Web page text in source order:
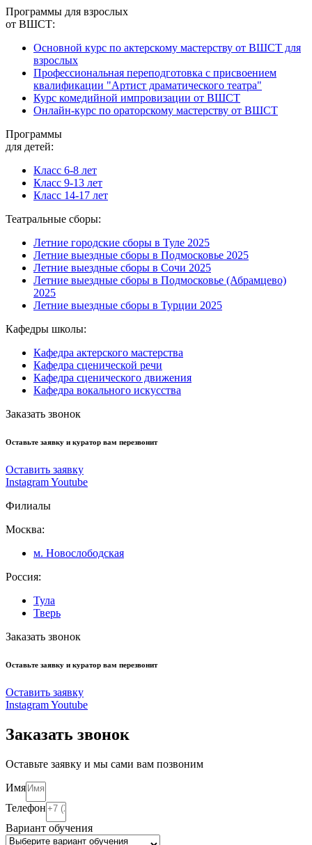
Программы для взрослых
от ВШСТ:
Основной курс по актерскому мастерству от ВШСТ для
взрослых
Профессиональная переподготовка с присвоением
квалификации "Артист драматического театра"
Курс комедийной импровизации от ВШСТ
Онлайн-курс по ораторскому мастерству от ВШСТ
Программы
для детей:
Класс 6-8 лет
Класс 9-13 лет
Класс 14-17 лет
Театральные сборы:
Летние городские сборы в Туле 2025
Летние выездные сборы в Подмосковье 2025
Летние выездные сборы в Сочи 2025
Летние выездные сборы в Подмосковье (Абрамцево)
2025
Летние выездные сборы в Турции 2025
Кафедры школы:
Кафедра актерского мастерства
Кафедра сценической речи
Кафедра сценического движения
Кафедра вокального искусства
Заказать звонок
Оставьте заявку и куратор вам перезвонит
Оставить заявку
InstagramYoutube
Филиалы
Москва:
м. Новослободская
Россия:
Тула
Тверь
Заказать звонок
Оставьте заявку и куратор вам перезвонит
Оставить заявку
InstagramYoutube
Заказать звонок
Оставьте заявку и мы сами вам позвоним
Имя
Телефон
Вариант обучения